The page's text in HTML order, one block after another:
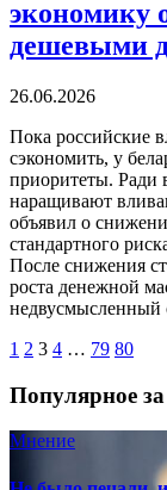
экономику
дешевыми
26.06.2026
Пока российские
сэкономить, у
приоритеты. Ради
наращивают
объявил о
стандартного
После снижения
роста денежной
недвусмысленный
1 2 3 4 … 79 80
Популярное
Мнение